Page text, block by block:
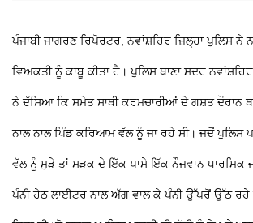
ਪੰਜਾਬੀ ਜਾਗਰਣ ਰਿਪੋਰਟਰ, ਨਵਾਂਸ਼ਹਿਰ ਜ਼ਿਲ੍ਹਾ ਪੁਲਿਸ ਨੇ
ਵਿਅਕਤੀ ਨੂੰ ਕਾਬੂ ਕੀਤਾ ਹੈ। ਪੁਲਿਸ ਥਾਣਾ ਸਦਰ
ਨੇ ਦੱਸਿਆ ਕਿ ਸਮੇਤ ਸਾਥੀ ਕਰਮਚਾਰੀਆਂ ਦੇ ਗਸ਼ਤ ਦੌਰਾਨ
ਨਾਲ ਨਾਲ ਪਿੰਡ ਕਰਿਆਮ ਵੱਲ ਨੂੰ ਜਾ ਰਹੇ ਸੀ। ਜਦੋਂ ਪੁਲਿਸ
ਵੱਲ ਨੂੰ ਮੁੜੇ ਤਾਂ ਸੜਕ ਦੇ ਇੱਕ ਪਾਸੇ ਇੱਕ ਨੌਜਵਾਨ ਧਾਰਮਿਕ
ਪੰਨੀ ਹੇਠ ਲਾਈਟਰ ਨਾਲ ਅੱਗ ਵਾਲ ਕੇ ਪੰਨੀ ਉੱਪਰੋਂ ਉੱਠ